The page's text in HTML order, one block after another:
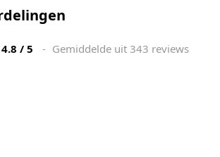
4.8 / 5 Gemiddelde uit 343 reviews